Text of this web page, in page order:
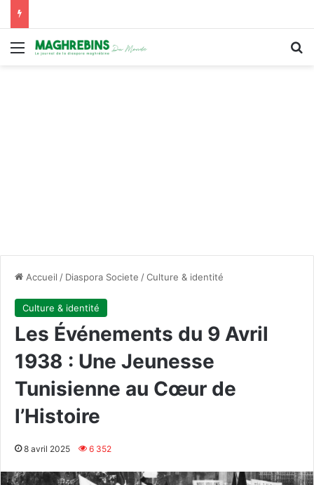
Menu
Accueil / Diaspora Societe /Culture & identité
Culture & identité
Les Événements du 9 Avril
1938 : Une Jeunesse
Tunisienne au Cœur de
l’Histoire
8 avril 2025 6 352